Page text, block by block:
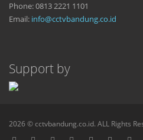
Phone: 0813 2221 1101
Email: info@cctvbandung.co.id
Support by
2026 © cctvbandung.co.id. ALL Rights